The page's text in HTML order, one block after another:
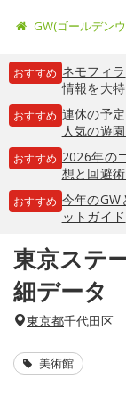
GW(ゴールデン
おすすめ ネモフィラ
情報を大
おすすめ 連休の予
人気の遊
おすすめ 2026年の
想と回避
おすすめ 今年のGW
ットガイド
東京ステ
細データ
東京都千代田区
美術館